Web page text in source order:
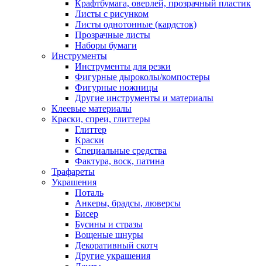
Крафтбумага, оверлей, прозрачный пластик
Листы c рисунком
Листы однотонные (кардсток)
Прозрачные листы
Наборы бумаги
Инструменты
Инструменты для резки
Фигурные дыроколы/компостеры
Фигурные ножницы
Другие инструменты и материалы
Клеевые материалы
Краски, спреи, глиттеры
Глиттер
Краски
Специальные средства
Фактура, воск, патина
Трафареты
Украшения
Поталь
Анкеры, брадсы, люверсы
Бисер
Бусины и стразы
Вощеные шнуры
Декоративный скотч
Другие украшения